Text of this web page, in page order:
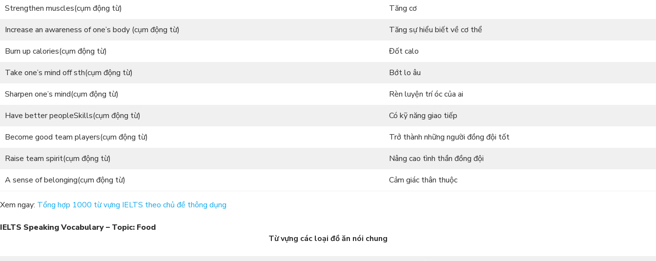
Strengthen muscles(cụm động từ)
Tăng cơ
Increase an awareness of one’s body (cụm động từ)
Tăng sự hiểu biết về cơ thể
Burn up calories(cụm động từ)
Đốt calo
Take one’s mind off sth(cụm động từ)
Bớt lo âu
Sharpen one’s mind(cụm động từ)
Rèn luyện trí óc của ai
Have better peopleSkills(cụm động từ)
Có kỹ năng giao tiếp
Become good team players(cụm động từ)
Trở thành những người đồng đội tốt
Raise team spirit(cụm động từ)
Nâng cao tình thần đồng đội
A sense of belonging(cụm động từ)
Cảm giác thân thuộc
Xem ngay: Tổng hợp 1000 từ vựng IELTS theo chủ đề thông dụng
IELTS Speaking Vocabulary – Topic: Food
Từ vựng các loại đồ ăn nói chung